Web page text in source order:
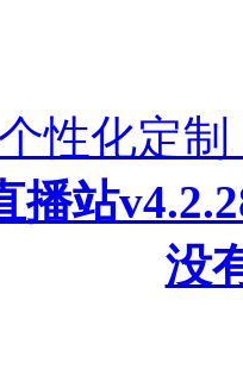
性化定制
播站
没